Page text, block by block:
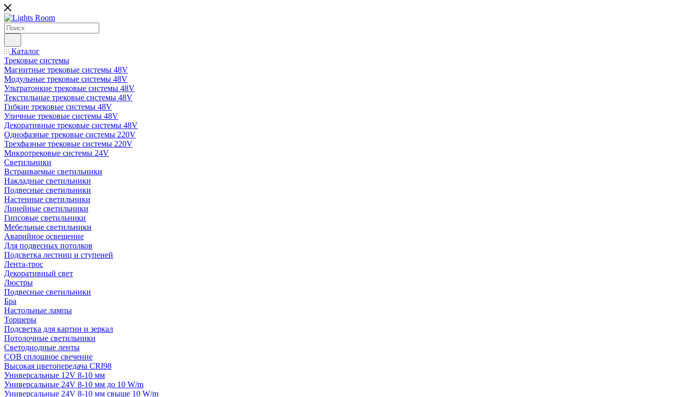
Каталог
Трековые системы
Магнитные трековые системы 48V
Модульные трековые системы 48V
Ультратонкие трековые системы 48V
Текстильные трековые системы 48V
Гибкие трековые системы 48V
Уличные трековые системы 48V
Декоративные трековые системы 48V
Однофазные трековые системы 220V
Трехфазные трековые системы 220V
Микротрековые системы 24V
Светильники
Встраиваемые светильники
Накладные светильники
Подвесные светильники
Настенные светильники
Линейные светильники
Гипсовые светильники
Мебельные светильники
Аварийное освещение
Для подвесных потолков
Подсветка лестниц и ступеней
Лента-трос
Декоративный свет
Люстры
Подвесные светильники
Бра
Настольные лампы
Торшеры
Подсветка для картин и зеркал
Потолочные светильники
Светодиодные ленты
COB сплошное свечение
Высокая цветопередача CRI98
Универсальные 12V 8-10 мм
Универсальные 24V 8-10 мм до 10 W/m
Универсальные 24V 8-10 мм свыше 10 W/m